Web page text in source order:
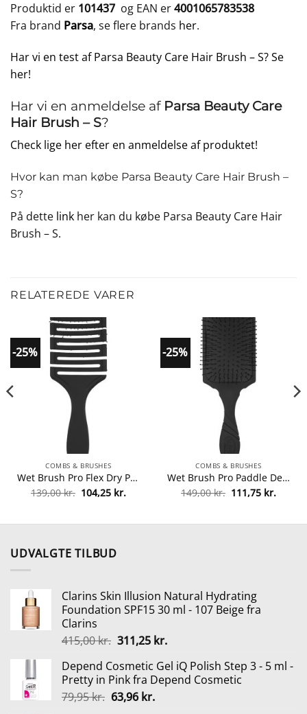
Produktid er 101437 og EAN er4001065783538
Fra brand Parsa, se flere brands her.
Har vi en test af Parsa Beauty Care Hair Brush – S? Se
her!
Har vi en anmeldelse af Parsa Beauty Care
Hair Brush – S?
Check lige her efter en anmeldelse af produktet!
Hvor kan man købe Parsa Beauty Care Hair Brush –
S?
På dette link her kan du købe Parsa Beauty Care Hair
Brush – S.
RELATEREDE VARER
-25%
COMBS & BRUSHES
Wet Brush Pro Flex Dry Paddle Detangler – Black fra Wet Brush
139,00kr. Den
oprindelige
139,00 kr..
104,25 kr.Den
104,25 kr..
-25%
COMBS & BRUSHES
Wet Brush Pro Paddle Detangler – Black fra Wet Brush
149,00kr. Den
oprindelige
149,00 kr..
111,75 kr.Den
UDVALGTE TILBUD
Clarins Skin Illusion Natural Hydrating
Foundation SPF15 30 ml - 107 Beige fra
Clarins
415,00kr. Den
pris
var:
415,00 kr..
311,25 kr.Den
pris
er:
Depend Cosmetic Gel iQ Polish Step 3 - 5 ml -
Pretty in Pink fra Depend Cosmetic
79,95kr. Den
63,96 kr.Den